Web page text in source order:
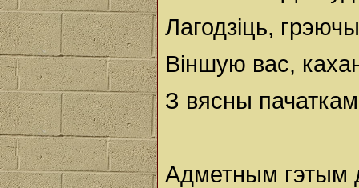
Лагодзіць,
Віншую вас,
З вясны
Адметным гэтым